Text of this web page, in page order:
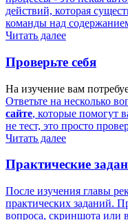
действий, которая
команды над
Читать далее
Проверьте себя
На изучение вам
Ответьте на несколько
сайте, которые помогут
не тест, это просто
Читать далее
Практические
После изучения главы
практических заданий.
вопроса, скриншота или